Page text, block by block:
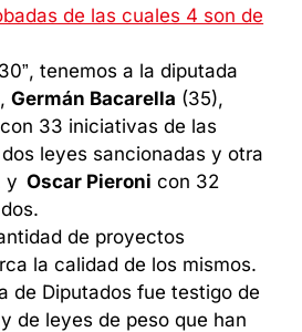
de las cuales 4 son de
tenemos a la diputada
Germán Bacarella (35),
con 33 iniciativas de las
leyes sancionadas y otra
y Oscar Pieroni con 32
de proyectos
la calidad de los mismos.
de Diputados fue testigo de
de leyes de peso que han